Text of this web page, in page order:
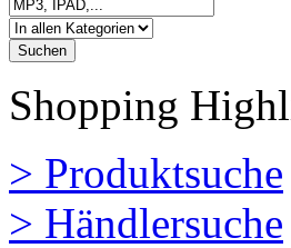
Shopping
> Produktsuche
> Händlersuche